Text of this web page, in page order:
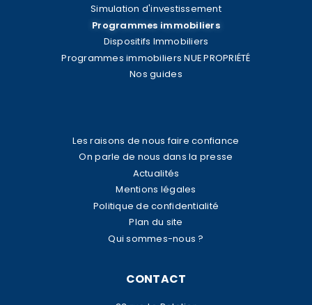
Simulation d'investissement
Programmes immobiliers
Dispositifs Immobiliers
Programmes immobiliers NUE PROPRIÉTÉ
Nos guides
Les raisons de nous faire confiance
On parle de nous dans la presse
Actualités
Mentions légales
Politique de confidentialité
Plan du site
Qui sommes-nous ?
CONTACT